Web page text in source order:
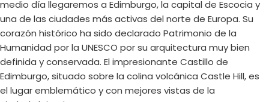
medio día llegaremos a Edimburgo, la capital de Escocia y
una de las ciudades más activas del norte de Europa. Su
corazón histórico ha sido declarado Patrimonio de la
Humanidad por la UNESCO por su arquitectura muy bien
definida y conservada. El impresionante Castillo de
Edimburgo, situado sobre la colina volcánica Castle Hill, es
el lugar emblemático y con mejores vistas de la